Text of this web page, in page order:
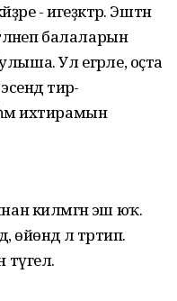
- игеҙәктәр. Эштән
балаларын
Ул егәрле, оҫта
тирә-
ихтирамын
килмәгән эш юҡ.
лә тәртип.